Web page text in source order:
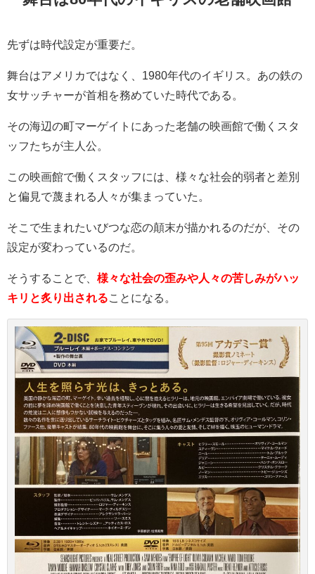
先ずは時代設定が重要だ。
舞台はアメリカではなく、1980年代のイギリス。あの鉄の
女サッチャーが首相を務めていた時代である。
その海辺の町マーゲイトにあった老舗の映画館で働くスタ
ッフたちが主人公。
この映画館で働くスタッフには、様々な社会的弱者と差別
と偏見で蔑まれる人々が集まっていた。
そこで生まれたいびつな恋の顛末が描かれるのだが、その
設定が変わっているのだ。
そうすることで、 様々な社会の歪みや人々の苦しみがハッ
キリと炙り出される ことになる。